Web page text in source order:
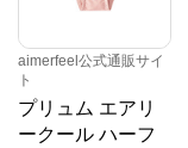
aimerfeel公式通販サイ
ト
プリュム エアリ
ークール ハーフ